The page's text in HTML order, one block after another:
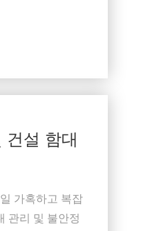
과 인공...
설 함대
가혹하고 복잡
관리 및 불안정